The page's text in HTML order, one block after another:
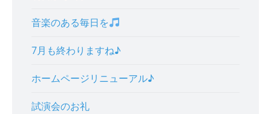
音楽のある毎日を
7月も終わりますね♪
ホームページリニューアル♪
試演会のお礼